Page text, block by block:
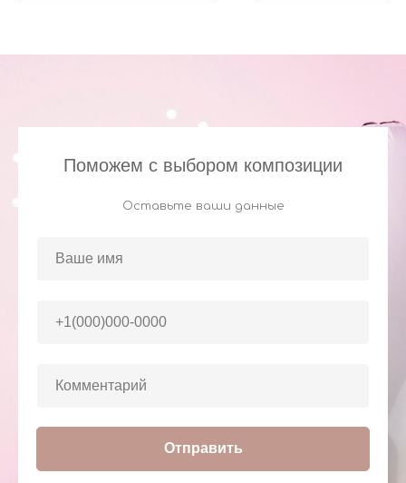
Поможем с выбором композиции
Оставьте ваши данные
Отправить